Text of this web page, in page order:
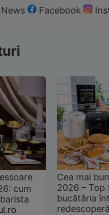
Facebook
cum
Cea mai
2026 –
bucătăria